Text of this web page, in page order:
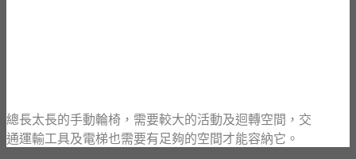
總長太長的手動輪椅，需要較大的活動及迴轉空間，交
通運輸工具及電梯也需要有足夠的空間才能容納它。